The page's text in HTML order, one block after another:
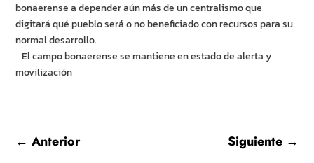
bonaerense a depender aún más de un centralismo que
digitará qué pueblo será o no beneficiado con recursos para su
normal desarrollo.
El campo bonaerense se mantiene en estado de alerta y
movilización
←Anterior Siguiente→